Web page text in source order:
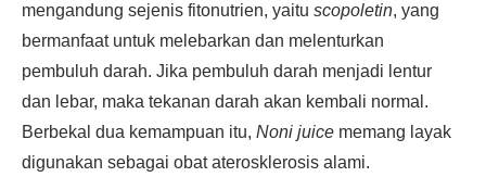
mengandung sejenis fitonutrien, yaitu scopoletin, yang
bermanfaat untuk melebarkan dan melenturkan
pembuluh darah. Jika pembuluh darah menjadi lentur
dan lebar, maka tekanan darah akan kembali normal.
Berbekal dua kemampuan itu, Noni juice memang layak
digunakan sebagai obat aterosklerosis alami.